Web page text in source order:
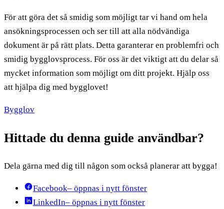
För att göra det så smidig som möjligt tar vi hand om hela
ansökningsprocessen och ser till att alla nödvändiga
dokument är på rätt plats. Detta garanterar en problemfri och
smidig bygglovsprocess. För oss är det viktigt att du delar så
mycket information som möjligt om ditt projekt. Hjälp oss
att hjälpa dig med bygglovet!
Bygglov
Hittade du denna guide användbar?
Dela gärna med dig till någon som också planerar att bygga!
Facebook– öppnas i nytt fönster
LinkedIn– öppnas i nytt fönster